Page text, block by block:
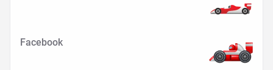
Facebook